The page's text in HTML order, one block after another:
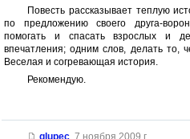
Повесть рассказывает теплую
по предложению своего друга-
помогать и спасать взрослых и
впечатления; одним слов, делать то,
Веселая и согревающая история.
Рекомендую.
glupec, 7 ноября 2009 г.